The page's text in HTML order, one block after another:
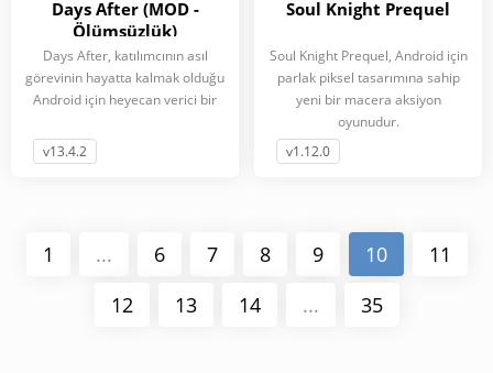
Days After (MOD -
Ölümsüzlük)
Days After, katılımcının asıl
görevinin hayatta kalmak olduğu
Android için heyecan verici bir
v13.4.2
Soul Knight Prequel
Soul Knight Prequel, Android için
parlak piksel tasarımına sahip
yeni bir macera aksiyon
oyunudur.
v1.12.0
1 ... 6 7 8 9 10
11
12
13 14 ... 35